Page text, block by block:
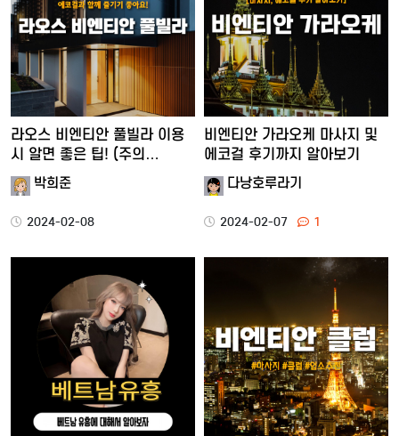
라오스 비엔티안 풀빌라 이용
시 알면 좋은 팁! (주의…
박희준
2024-02-08
비엔티안 가라오케 마사지 및
에코걸 후기까지 알아보기
다낭호루라기
2024-02-07 1